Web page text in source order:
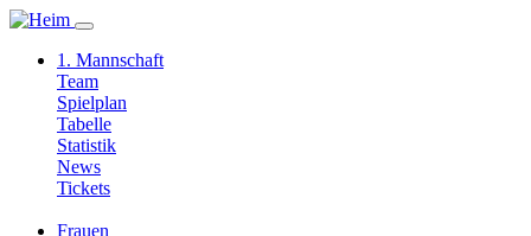
1. Mannschaft
Team
Spielplan
Tabelle
Statistik
News
Tickets
Frauen